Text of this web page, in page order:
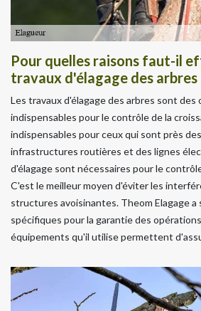
Pour quelles raisons faut-il
travaux d'élagage des arbres
Les travaux d'élagage des arbres sont
indispensables pour le contrôle de la
indispensables pour ceux qui sont près
infrastructures routières et des lignes
d'élagage sont nécessaires pour le
C'est le meilleur moyen d'éviter les
structures avoisinantes. Theom Elagage a
spécifiques pour la garantie des
équipements qu'il utilise permettent